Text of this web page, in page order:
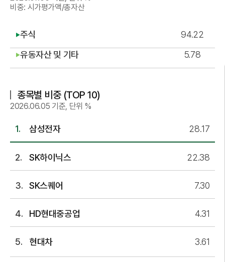
비중: 시가평가액/총자산
▶주식 94.22
▶유동자산 및 기타 5.78
종목별 비중 (TOP 10)
2026.06.05 기준, 단위 %
삼성전자 28.17
SK하이닉스 22.38
SK스퀘어 7.30
HD현대중공업 4.31
현대차 3.61